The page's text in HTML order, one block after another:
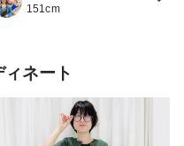
151cm
ネート